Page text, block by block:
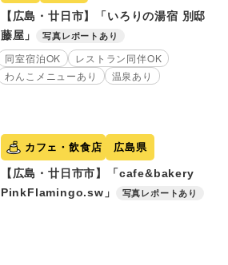
【広島・廿日市】「いろりの湯宿 別邸
藤屋」
写真レポートあり
同室宿泊OK
レストラン同伴OK
わんこメニューあり
温泉あり
カフェ・飲食店 広島県
【広島・廿日市市】「cafe&bakery
PinkFlamingo.sw」
写真レポートあり